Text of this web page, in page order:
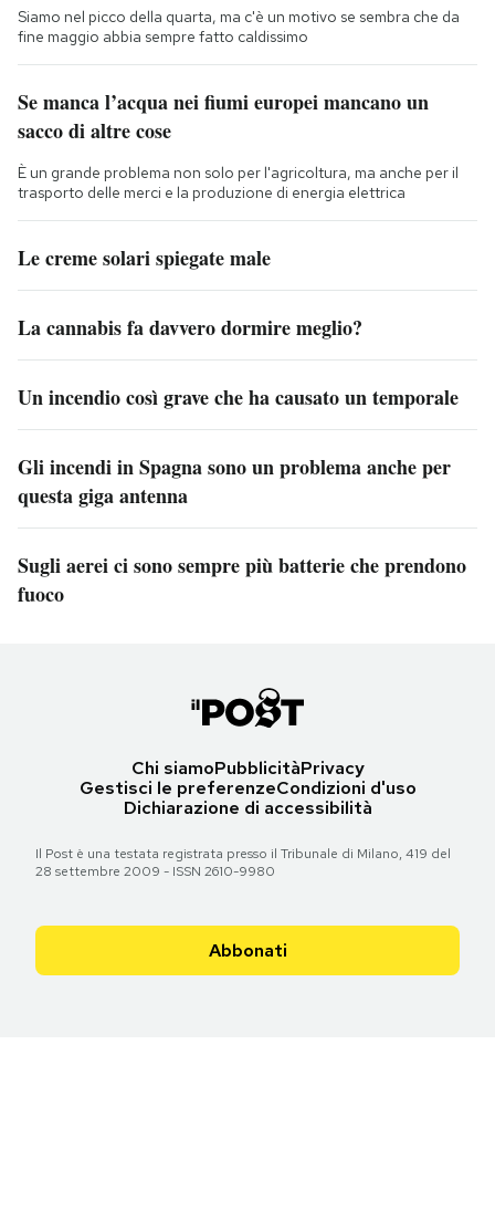
Siamo nel picco della quarta, ma c'è un motivo se sembra che da
fine maggio abbia sempre fatto caldissimo
Se manca l’acqua nei fiumi europei mancano un
sacco di altre cose
È un grande problema non solo per l'agricoltura, ma anche per il
trasporto delle merci e la produzione di energia elettrica
Le creme solari spiegate male
La cannabis fa davvero dormire meglio?
Un incendio così grave che ha causato un temporale
Gli incendi in Spagna sono un problema anche per
questa giga antenna
Sugli aerei ci sono sempre più batterie che prendono
fuoco
Chi siamoPubblicitàPrivacy
Gestisci le preferenzeCondizioni d'uso
Dichiarazione di accessibilità
Il Post è una testata registrata presso il Tribunale di Milano, 419 del
28 settembre 2009 - ISSN 2610-9980
Abbonati